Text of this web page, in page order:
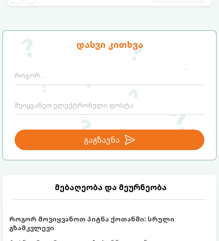
დასვი კითხვა
გაგზავნა
მებაღეობა და მეურნეობა
როგორ მოვიყვანოთ პიტნა ქოთანში: სრული
გზამკვლევი